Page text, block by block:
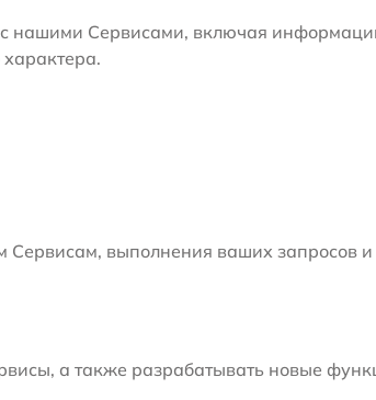
Сервисами, включая
выполнения ваших запросов
а также разрабатывать новые